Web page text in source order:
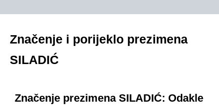
Značenje i porijeklo prezimena
SILADIĆ
Značenje prezimena SILADIĆ: Odakle